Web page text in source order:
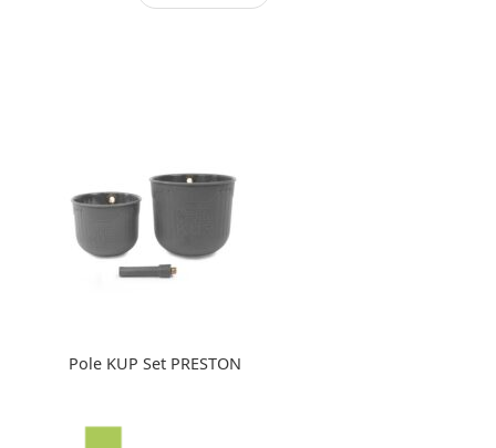
Pole KUP Set PRESTON